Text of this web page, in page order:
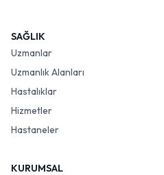
SAĞLIK
Uzmanlar
Uzmanlık Alanları
Hastalıklar
Hizmetler
Hastaneler
KURUMSAL